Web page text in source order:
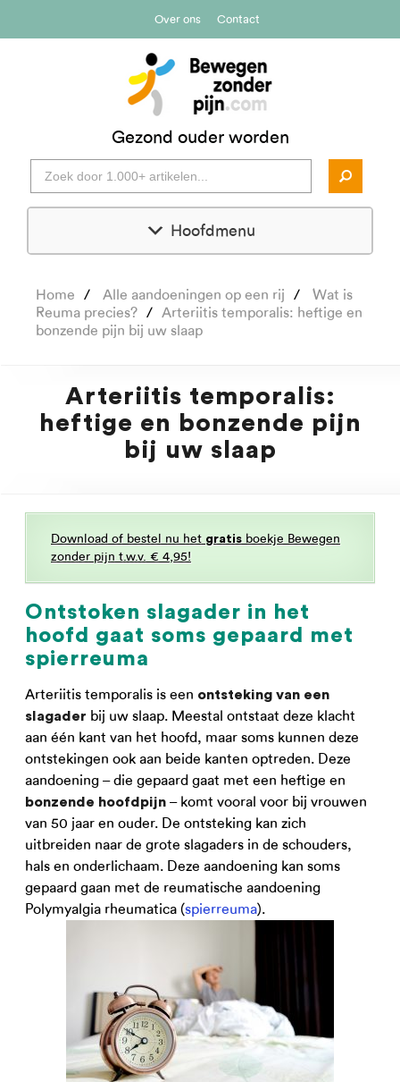
Over ons Contact
Gezond ouder worden
Hoofdmenu
Home Alle aandoeningen op een rij
Wat is
Reuma precies?
Arteriitis temporalis: heftige en
bonzende pijn bij uw slaap
Arteriitis temporalis:
heftige en bonzende pijn
bij uw slaap
Download of bestel nu het gratis boekje Bewegen
zonder pijn t.w.v. € 4,95!
Ontstoken slagader in het
hoofd gaat soms gepaard met
spierreuma
Arteriitis temporalis is een ontsteking van een
slagader bij uw slaap. Meestal ontstaat deze klacht
aan één kant van het hoofd, maar soms kunnen deze
ontstekingen ook aan beide kanten optreden. Deze
aandoening – die gepaard gaat met een heftige en
bonzende hoofdpijn – komt vooral voor bij vrouwen
van 50 jaar en ouder. De ontsteking kan zich
uitbreiden naar de grote slagaders in de schouders,
hals en onderlichaam. Deze aandoening kan soms
gepaard gaan met de reumatische aandoening
Polymyalgia rheumatica (spierreuma).